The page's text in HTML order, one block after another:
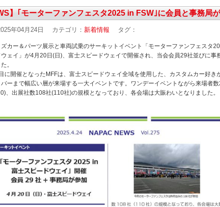
】｢モーターファンフェスタ2025 in FSW｣に会員と事務局
年04月24日 カテゴリ： 新着情報 タグ：
カー＆パーツ展示と車両試乗のサーキットイベント「モーターファンフェスタ
ェイ」が4月20日(日)、富士スピードウェイで開催され、当会会員29社並びに事
。
に開催となったMFFは、富士スピードウェイ全域を使用した、カスタムカー好き
ーまで幅広い層が来場する一大イベントです。ワンデーイベントながら来場者
、出展社数108社(110社)の規模となっており、各会場は大賑わいとなりました。